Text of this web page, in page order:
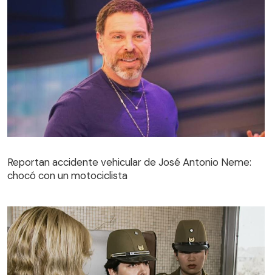
Reportan accidente vehicular de José Antonio Neme:
chocó con un motociclista